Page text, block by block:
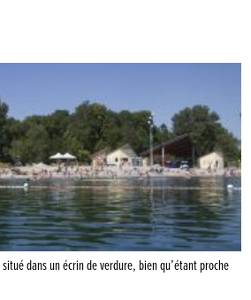
dans un écrin de verdure, bien qu’étant proche